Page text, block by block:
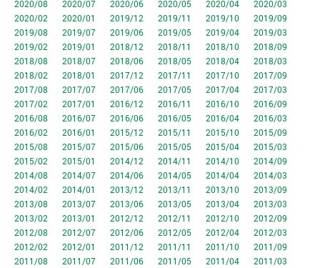
2020/08
2020/07 2020/06 2020/05 2020/04
2020/03
2020/02
2020/01 2019/12 2019/11 2019/10
2019/09
2019/08
2019/07 2019/06 2019/05 2019/04
2019/03
2019/02
2019/01 2018/12 2018/11 2018/10
2018/09
2018/08
2018/07 2018/06 2018/05 2018/04
2018/03
2018/02
2018/01 2017/12 2017/11 2017/10
2017/09
2017/08
2017/07 2017/06 2017/05 2017/04
2017/03
2017/02
2017/01 2016/12 2016/11 2016/10
2016/09
2016/08
2016/07 2016/06 2016/05 2016/04
2016/03
2016/02
2016/01 2015/12 2015/11 2015/10
2015/09
2015/08
2015/07 2015/06 2015/05 2015/04
2015/03
2015/02
2015/01 2014/12 2014/11 2014/10
2014/09
2014/08
2014/07 2014/06 2014/05 2014/04
2014/03
2014/02
2014/01 2013/12 2013/11 2013/10
2013/09
2013/08
2013/07 2013/06 2013/05 2013/04
2013/03
2013/02
2013/01 2012/12 2012/11 2012/10
2012/09
2012/08
2012/07 2012/06 2012/05 2012/04
2012/03
2012/02
2012/01 2011/12 2011/11 2011/10
2011/09
2011/08
2011/07 2011/06 2011/05 2011/04
2011/03